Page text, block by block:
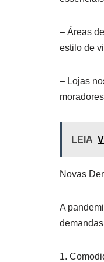
– Áreas
estilo de
– Lojas
LEIA
Novas
A
1.